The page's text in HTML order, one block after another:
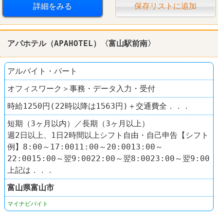
詳細をみる 保存リストに追加
アパホテル（APAHOTEL）〈富山駅前南〉
アルバイト・パート
オフィスワーク＞事務・データ入力・受付
時給1250円(22時以降は1563円)＋交通費全．．．
短期（3ヶ月以内）／長期（3ヶ月以上）
週2日以上、1日2時間以上シフト自由・自己申告【シフト
例】8:00～17:0011:00～20:0013:00～
22:0015:00～翌9:0022:00～翌8:0023:00～翌9:00
上記は．．．
富山県富山市
マイナビバイト